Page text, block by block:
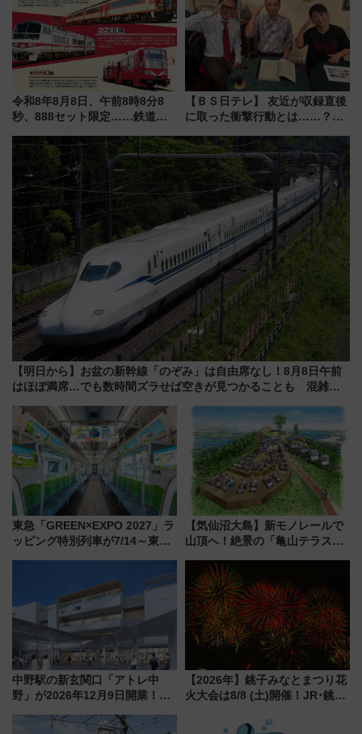
どに【JR東日本】
令和8年8月8日、午前8時8分8
秒、888セット限定……鉄道各
たち
【ＢＳ日テレ】 友近が収録直後
に取った衝撃行動とは……？
で極上の夏祭り鉄道旅を放送
【明日から】お盆の新幹線「のぞみ」は自由席なし！8月8日午前
はほぼ満席…でも数時間ズラせば空きが見つかることも 混雑避
東急「GREEN×EXPO 2027」ラ
ッピング特別列車が7/14～東
ー！ 注目の編成やデザインまと
【気仙沼大島】新モノレールで
山頂へ！絶景の「亀山テラス
暇村のお得な日帰りプランも登
場
中野駅の新玄関口「アトレ中
野」が2026年12月9日開業！新
注目スポット
【2026年】銚子みなとまつり花
火大会は8/8 (土)開催！JR･銚子
報、利根川に咲く8,000発の大迫